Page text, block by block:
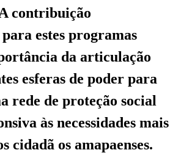
contribuição
estes programas
da articulação
esferas de poder para
rede de proteção social
às necessidades mais
cidadã os amapaenses.